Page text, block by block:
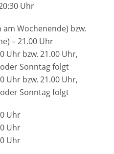
Uhr
Wochenende) bzw.
– 21.00 Uhr
Uhr bzw. 21.00 Uhr,
Sonntag folgt
Uhr bzw. 21.00 Uhr,
Sonntag folgt
Uhr
Uhr
Uhr